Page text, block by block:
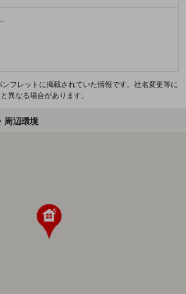
フレットに掲載されていた情報です。社名変更等に
異なる場合があります。
周辺環境